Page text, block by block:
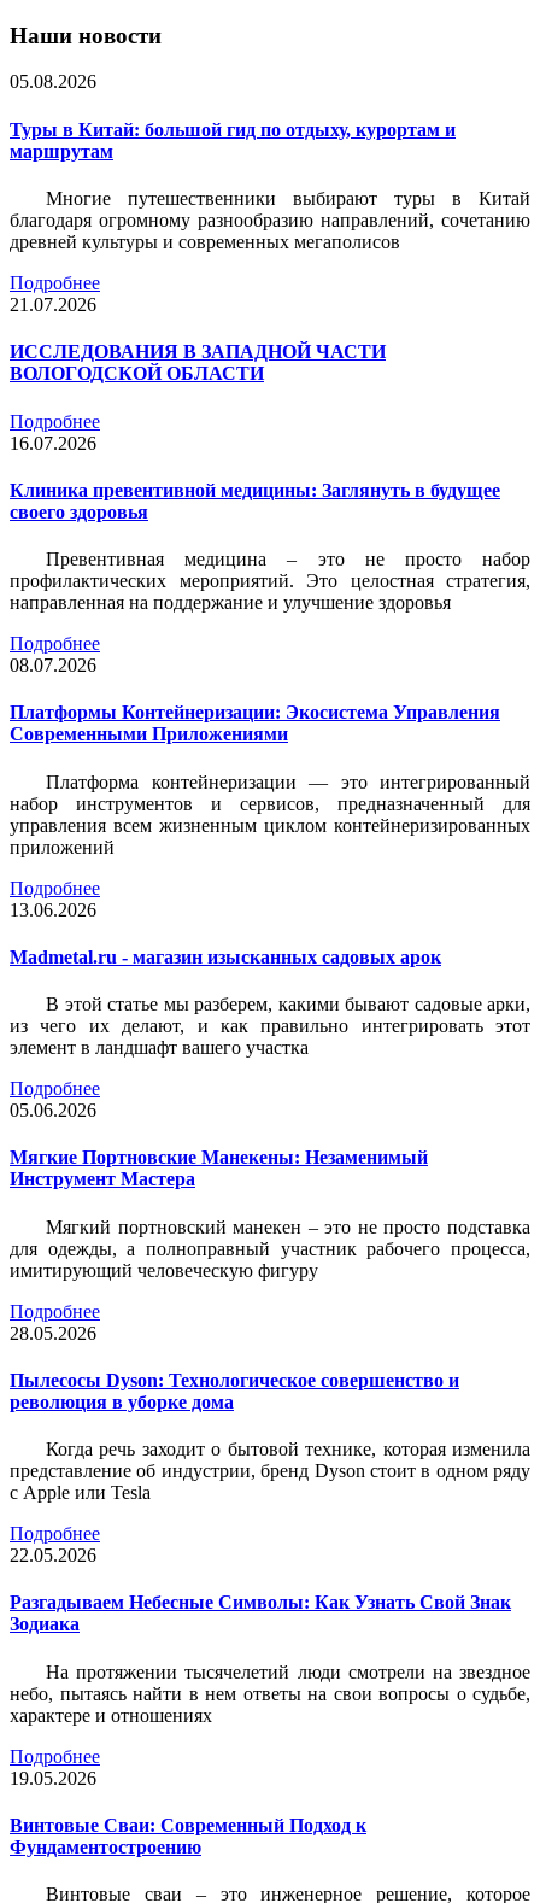
Наши новости
05.08.2026
Туры в Китай: большой гид по отдыху, курортам и
маршрутам
Многие путешественники выбирают туры в Китай
благодаря огромному разнообразию направлений, сочетанию
древней культуры и современных мегаполисов
Подробнее
21.07.2026
ИССЛЕДОВАНИЯ В ЗАПАДНОЙ ЧАСТИ
ВОЛОГОДСКОЙ ОБЛАСТИ
Подробнее
16.07.2026
Клиника превентивной медицины: Заглянуть в будущее
своего здоровья
Превентивная медицина – это не просто набор
профилактических мероприятий. Это целостная стратегия,
направленная на поддержание и улучшение здоровья
Подробнее
08.07.2026
Платформы Контейнеризации: Экосистема Управления
Современными Приложениями
Платформа контейнеризации — это интегрированный
набор инструментов и сервисов, предназначенный для
управления всем жизненным циклом контейнеризированных
приложений
Подробнее
13.06.2026
Madmetal.ru - магазин изысканных садовых арок
В этой статье мы разберем, какими бывают садовые арки,
из чего их делают, и как правильно интегрировать этот
элемент в ландшафт вашего участка
Подробнее
05.06.2026
Мягкие Портновские Манекены: Незаменимый
Инструмент Мастера
Мягкий портновский манекен – это не просто подставка
для одежды, а полноправный участник рабочего процесса,
имитирующий человеческую фигуру
Подробнее
28.05.2026
Пылесосы Dyson: Технологическое совершенство и
революция в уборке дома
Когда речь заходит о бытовой технике, которая изменила
представление об индустрии, бренд Dyson стоит в одном ряду
с Apple или Tesla
Подробнее
22.05.2026
Разгадываем Небесные Символы: Как Узнать Свой Знак
Зодиака
На протяжении тысячелетий люди смотрели на звездное
небо, пытаясь найти в нем ответы на свои вопросы о судьбе,
характере и отношениях
Подробнее
19.05.2026
Винтовые Сваи: Современный Подход к
Фундаментостроению
Винтовые сваи – это инженерное решение, которое